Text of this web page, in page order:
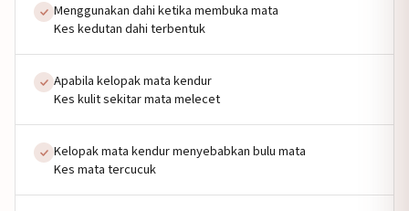
Menggunakan dahi ketika membuka mata
Kes kedutan dahi terbentuk
Apabila kelopak mata kendur
Kes kulit sekitar mata melecet
Kelopak mata kendur menyebabkan bulu mata
Kes mata tercucuk